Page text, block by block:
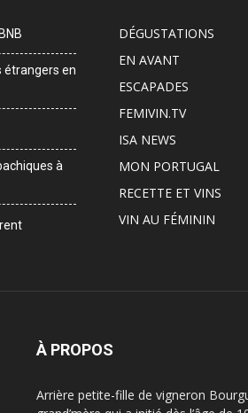
étrangers en
à
DÉGUSTATIONS
EN AVANT
ESCAPADES
FEMIVIN.TV
ISA NEWS
MON PORTUGAL
RECETTE ET VINS
VIN AU FÉMININ
À PROPOS
Arrière petite-fille de vigneron